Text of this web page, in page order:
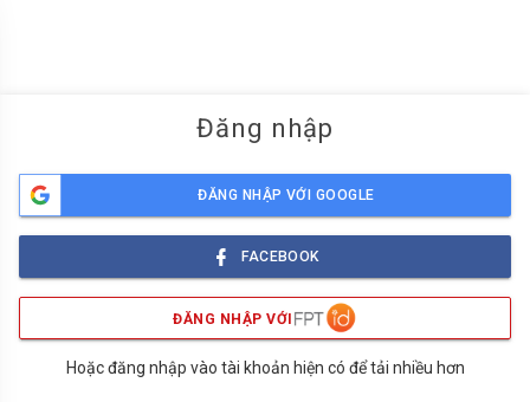
Đăng nhập
ĐĂNG NHẬP VỚI GOOGLE
FACEBOOK
ĐĂNG NHẬP VỚI
Hoặc đăng nhập vào tài khoản hiện có để tải nhiều hơn